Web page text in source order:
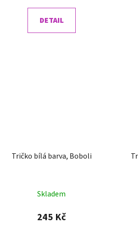
DETAIL
Tričko bílá barva, Boboli
Skladem
245 Kč